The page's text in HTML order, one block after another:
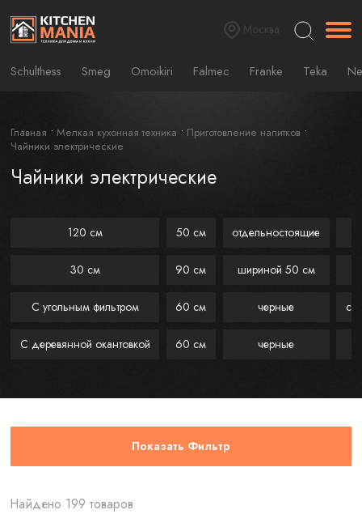
Москва
Schulthess Smeg Omoikiri Falmec Franke Teka
Главная Мелкая кухонная техника
Приготовление напитков
Чайники электрические
Чайники электрические
120 см
30 см
С угольным фильтром
С деревянной окантовкой
50 см
90 см
60 см
60 см
отдельностоящие
шириной 50 см
черные
черные
с
Показать Фильтр
Найдено 199 товаров